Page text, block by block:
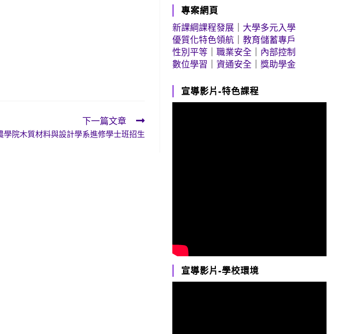
下一篇文章
學院木質材料與設計學系進修學士班招生
專案網頁
新課綱課程發展
大學多元入學
優質化特色領航 ｜教育儲蓄專戶
性別平等 ｜職業安全
內部控制
數位學習 ｜資通安全 ｜獎助學金
宣導影片-特色課程
宣導影片-學校環境